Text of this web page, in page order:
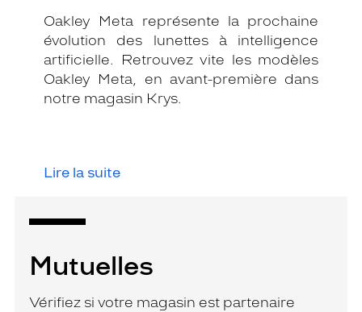
Oakley Meta représente la prochaine
évolution des lunettes à intelligence
artificielle. Retrouvez vite les modèles
Oakley Meta, en avant-première dans
notre magasin Krys.
Lire la suite
Mutuelles
Vérifiez si votre magasin est partenaire